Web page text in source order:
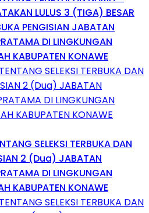
LULUS 3 (TIGA) BESAR
PENGISIAN JABATAN
DI LINGKUNGAN
KABUPATEN KONAWE
SELEKSI TERBUKA DAN
2 (Dua) JABATAN
DI LINGKUNGAN
KABUPATEN KONAWE